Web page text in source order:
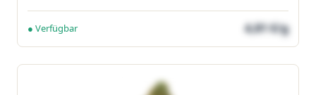
● Verfügbar 4,81 €/g